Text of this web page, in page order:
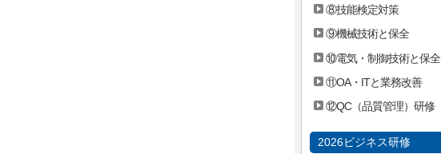
⑧技能検定対策
⑨機械技術と保全
⑩電気・制御技術と保全
⑪OA・ITと業務改善
⑫QC（品質管理）研修
2026ビジネス研修